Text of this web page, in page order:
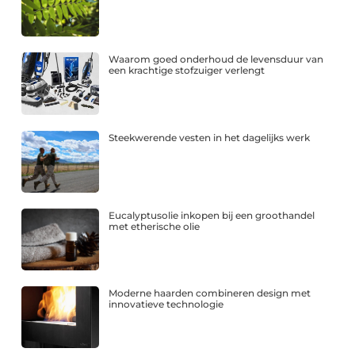
Waarom goed onderhoud de levensduur van
een krachtige stofzuiger verlengt
Steekwerende vesten in het dagelijks werk
Eucalyptusolie inkopen bij een groothandel
met etherische olie
Moderne haarden combineren design met
innovatieve technologie